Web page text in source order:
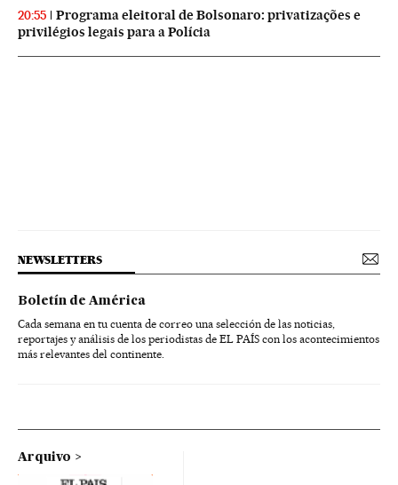
20:55
Programa eleitoral de Bolsonaro: privatizações e
privilégios legais para a Polícia
NEWSLETTERS
Boletín de América
Cada semana en tu cuenta de correo una selección de las noticias,
reportajes y análisis de los periodistas de EL PAÍS con los acontecimientos
más relevantes del continente.
Arquivo